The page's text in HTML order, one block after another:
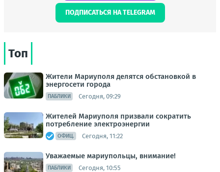
ПОДПИСАТЬСЯ НА TELEGRAM
Топ
Жители Мариуполя делятся обстановкой в
энергосети города
ПАБЛИКИ Сегодня, 09:29
Жителей Мариуполя призвали сократить
потребление электроэнергии
ОФИЦ. Сегодня, 11:22
Уважаемые мариупольцы, внимание!
ПАБЛИКИ Сегодня, 10:55